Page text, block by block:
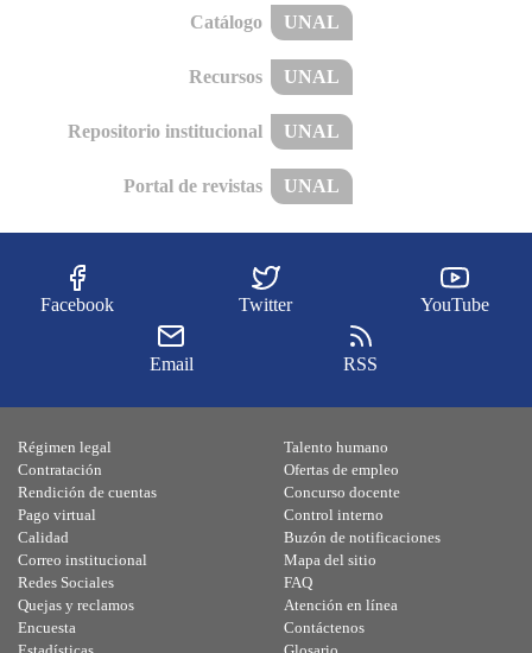
Catálogo UNAL
Recursos UNAL
Repositorio institucional UNAL
Portal de revistas UNAL
Facebook Twitter YouTube
Email RSS
Régimen legal
Contratación
Rendición de cuentas
Pago virtual
Calidad
Talento humano
Ofertas de empleo
Concurso docente
Control interno
Buzón de notificaciones
Correo institucional
Redes Sociales
Quejas y reclamos
Encuesta
Mapa del sitio
FAQ
Atención en línea
Contáctenos